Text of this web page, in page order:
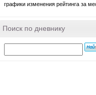
графики изменения рейтинга за
Поиск по дневнику